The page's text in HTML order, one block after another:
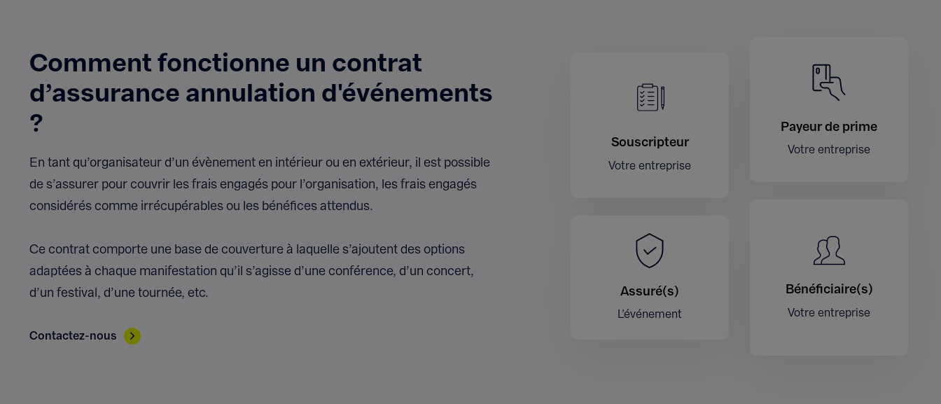
Comment fonctionne un contrat
d’assurance annulation d'événements
?
En tant qu’organisateur d’un évènement en intérieur ou en extérieur, il est possible
de s’assurer pour couvrir les frais engagés pour l’organisation, les frais engagés
considérés comme irrécupérables ou les bénéfices attendus.
Ce contrat comporte une base de couverture à laquelle s’ajoutent des options
adaptées à chaque manifestation qu’il s’agisse d’une conférence, d’un concert,
d’un festival, d’une tournée, etc.
Contactez-nous
Souscripteur
Votre entreprise
Assuré(s)
L’événement
Payeur de prime
Votre entreprise
Bénéficiaire(s)
Votre entreprise